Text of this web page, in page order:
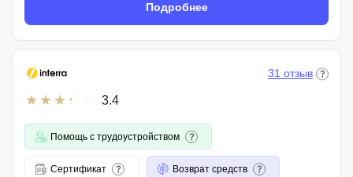
Подробнее
3.4
31 отзыв
Помощь с трудоустройством
Сертификат Возврат средств